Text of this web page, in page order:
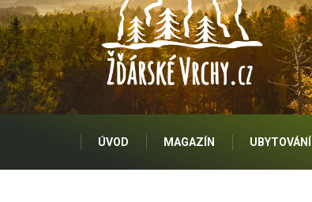
ÚVOD MAGAZÍN UBYTOVÁNÍ